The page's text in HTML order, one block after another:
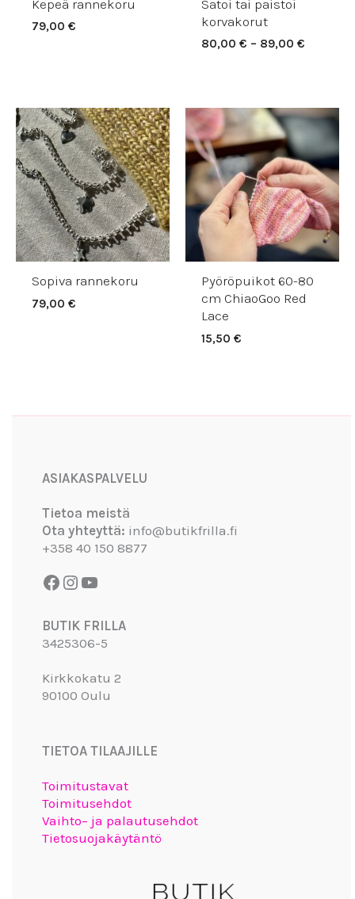
Kepeä rannekoru
79,00€
Satoi tai paistoi
korvakorut
80,00€ – 89,00€
Sopiva rannekoru
79,00€
Pyöröpuikot 60-80
cm ChiaoGoo Red
Lace
15,50€
ASIAKASPALVELU
Tietoa meistä
Ota yhteyttä: info@butikfrilla.fi
+358 40 150 8877
BUTIK FRILLA
3425306-5
Kirkkokatu 2
90100 Oulu
TIETOA TILAAJILLE
Toimitustavat
Toimitusehdot
Vaihto– ja palautusehdot
Tietosuojakäytäntö